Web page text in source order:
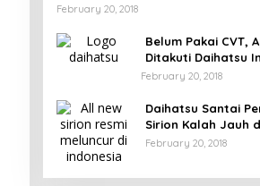
February 20, 2018
Belum Pakai CVT,
Ditakuti Daihatsu
February 20, 2018
Daihatsu Santai
Sirion Kalah Jauh
LCGC
February 20, 2018